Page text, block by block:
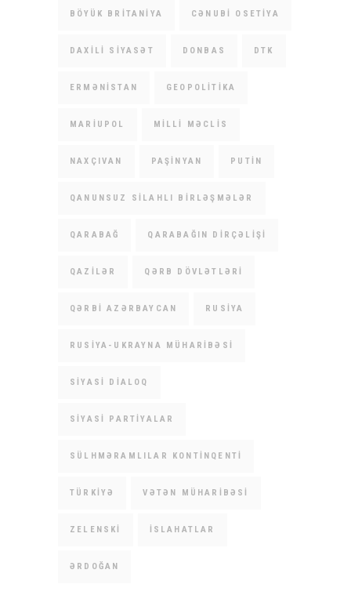
BÖYÜK BRITANIYA CƏNUBI OSETIYA
DAXILI SIYASƏT DONBAS DTK
ERMƏNISTAN GEOPOLITIKA
MARIUPOL MILLI MƏCLIS
NAXÇIVAN PAŞINYAN PUTIN
QANUNSUZ SILAHLI BIRLƏŞMƏLƏR
QARABAĞ QARABAĞIN DIRÇƏLIŞI
QAZILƏR QƏRB DÖVLƏTLƏRI
QƏRBI AZƏRBAYCAN RUSIYA
RUSIYA-UKRAYNA MÜHARIBƏSI
SIYASI DIALOQ
SIYASI PARTIYALAR
SÜLHMƏRAMLILAR KONTINQENTI
TÜRKIYƏ VƏTƏN MÜHARIBƏSI
ZELENSKI İSLAHATLAR
ƏRDOĞAN